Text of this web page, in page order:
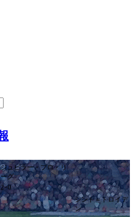
ジュピラー・プロ・リ
ーグ
2ｰ0
シント＝トロイデ
ン